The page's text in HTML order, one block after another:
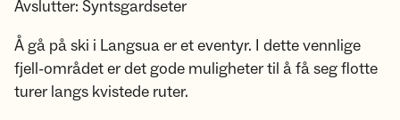
Avslutter: Syntsgardseter
Å gå på ski i Langsua er et eventyr. I dette vennlige
fjell-området er det gode muligheter til å få seg flotte
turer langs kvistede ruter.